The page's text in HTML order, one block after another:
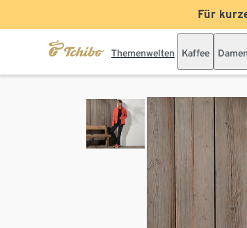
Für
Themenwelten Kaffee Damen